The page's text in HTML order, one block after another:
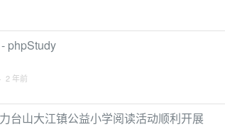
phpStudy
· 2 年前
台山大江镇公益小学阅读活动顺利开展